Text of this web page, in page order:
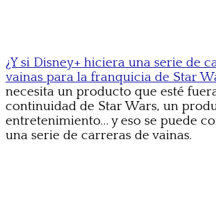
¿Y si Disney+ hiciera una serie de
vainas para la franquicia de Star
necesita un producto que esté
continuidad de Star Wars, un
entretenimiento… y eso se puede
una serie de carreras de vainas.